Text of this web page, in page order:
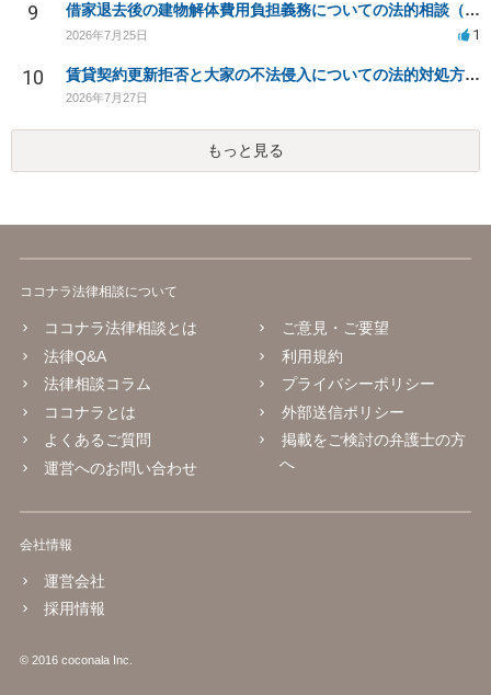
9 借家退去後の建物解体費用負担義務についての法的相談（補足説明修正）
2026年7月25日 1
10 賃貸契約更新拒否と大家の不法侵入についての法的対処方法は？
2026年7月27日
もっと見る
ココナラ法律相談について
ココナラ法律相談とは
法律Q&A
法律相談コラム
ココナラとは
よくあるご質問
運営へのお問い合わせ
ご意見・ご要望
利用規約
プライバシーポリシー
外部送信ポリシー
掲載をご検討の弁護士の方
へ
会社情報
運営会社
採用情報
© 2016 coconala Inc.